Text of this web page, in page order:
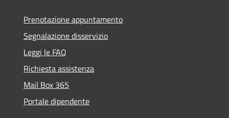
Prenotazione appuntamento
Segnalazione disservizio
Leggi le FAQ
Richiesta assistenza
Mail Box 365
Portale dipendente